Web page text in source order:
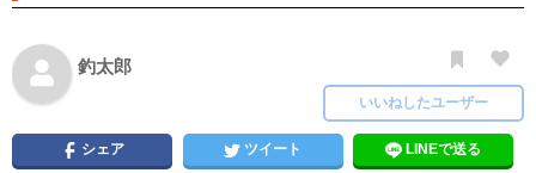
釣太郎
いいねしたユーザー
シェア ツイート LINEで送る